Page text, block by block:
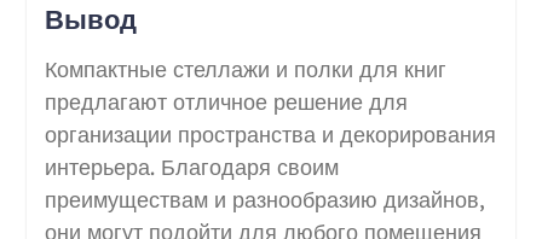
Вывод
Компактные стеллажи и полки для книг
предлагают отличное решение для
организации пространства и декорирования
интерьера. Благодаря своим
преимуществам и разнообразию дизайнов,
они могут подойти для любого помещения